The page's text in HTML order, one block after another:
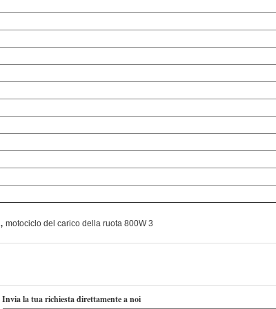
, motociclo del carico della ruota 800W 3
Invia la tua richiesta direttamente a noi